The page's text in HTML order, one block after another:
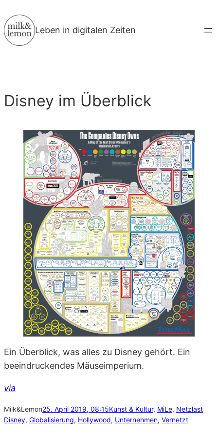
Inhalt
springen
Leben in digitalen Zeiten
Disney im Überblick
Ein Überblick, was alles zu Disney gehört. Ein
beeindruckendes Mäuseimperium.
via
Milk&Lemon25. April 2019, 08:15Kunst & Kultur, MiLe, Netzlast
Disney, Globalisierung, Hollywood, Unternehmen, Vernetzt